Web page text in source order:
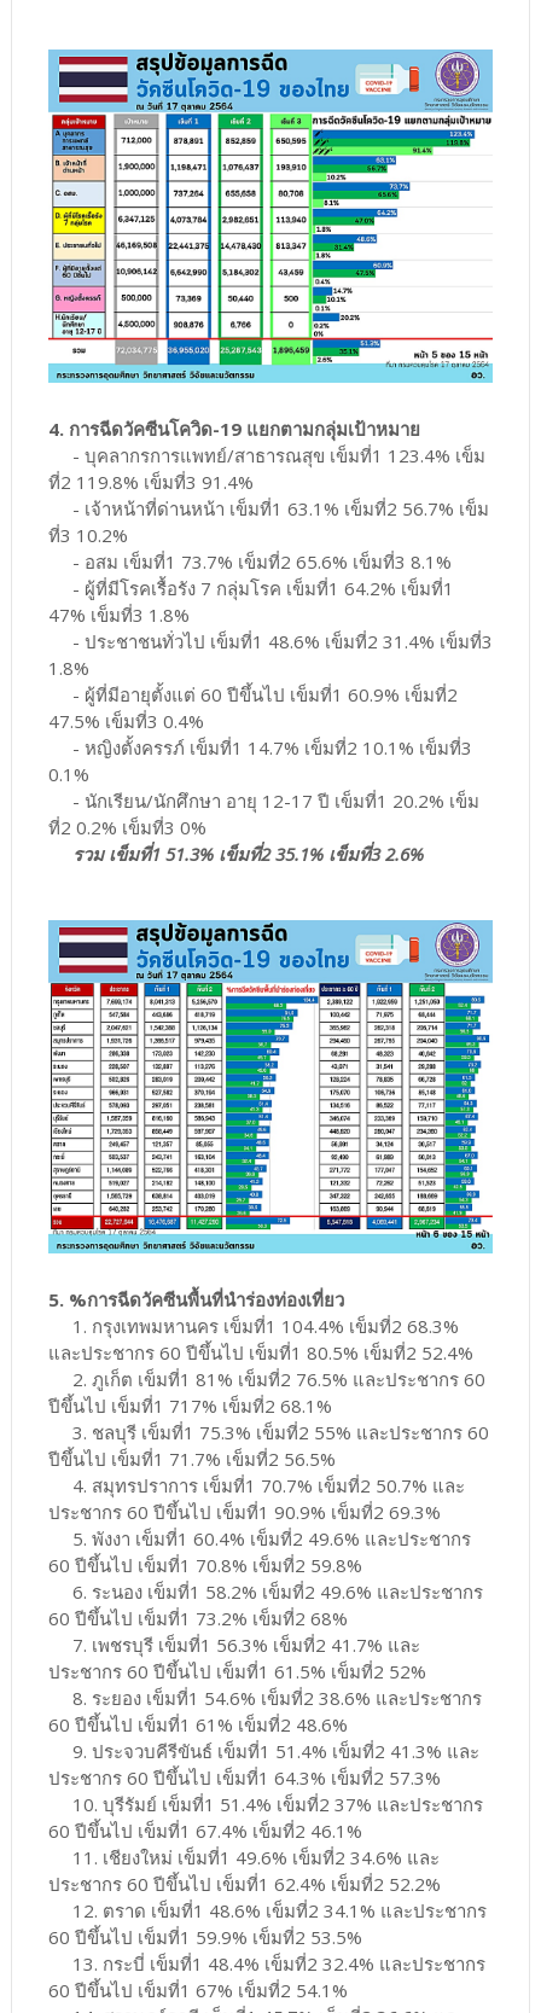
4. การฉีดวัคซีนโควิด-19 แยกตามกลุ่มเป้าหมาย
- บุคลากรการแพทย์/สาธารณสุข เข็มที่1 123.4% เข็ม
ที่2 119.8% เข็มที่3 91.4%
- เจ้าหน้าที่ด่านหน้า เข็มที่1 63.1% เข็มที่2 56.7% เข็ม
ที่3 10.2%
- อสม เข็มที่1 73.7% เข็มที่2 65.6% เข็มที่3 8.1%
- ผู้ที่มีโรคเรื้อรัง 7 กลุ่มโรค เข็มที่1 64.2% เข็มที่1
47% เข็มที่3 1.8%
- ประชาชนทั่วไป เข็มที่1 48.6% เข็มที่2 31.4% เข็มที่3
1.8%
- ผู้ที่มีอายุตั้งแต่ 60 ปีขึ้นไป เข็มที่1 60.9% เข็มที่2
47.5% เข็มที่3 0.4%
- หญิงตั้งครรภ์ เข็มที่1 14.7% เข็มที่2 10.1% เข็มที่3
0.1%
- นักเรียน/นักศึกษา อายุ 12-17 ปี เข็มที่1 20.2% เข็ม
ที่2 0.2% เข็มที่3 0%
รวม เข็มที่1 51.3% เข็มที่2 35.1% เข็มที่3 2.6%
5. %การฉีดวัคซีนพื้นที่นำร่องท่องเที่ยว
1. กรุงเทพมหานคร เข็มที่1 104.4% เข็มที่2 68.3%
และประชากร 60 ปีขึ้นไป เข็มที่1 80.5% เข็มที่2 52.4%
2. ภูเก็ต เข็มที่1 81% เข็มที่2 76.5% และประชากร 60
ปีขึ้นไป เข็มที่1 717% เข็มที่2 68.1%
3. ชลบุรี เข็มที่1 75.3% เข็มที่2 55% และประชากร 60
ปีขึ้นไป เข็มที่1 71.7% เข็มที่2 56.5%
4. สมุทรปราการ เข็มที่1 70.7% เข็มที่2 50.7% และ
ประชากร 60 ปีขึ้นไป เข็มที่1 90.9% เข็มที่2 69.3%
5. พังงา เข็มที่1 60.4% เข็มที่2 49.6% และประชากร
60 ปีขึ้นไป เข็มที่1 70.8% เข็มที่2 59.8%
6. ระนอง เข็มที่1 58.2% เข็มที่2 49.6% และประชากร
60 ปีขึ้นไป เข็มที่1 73.2% เข็มที่2 68%
7. เพชรบุรี เข็มที่1 56.3% เข็มที่2 41.7% และ
ประชากร 60 ปีขึ้นไป เข็มที่1 61.5% เข็มที่2 52%
8. ระยอง เข็มที่1 54.6% เข็มที่2 38.6% และประชากร
60 ปีขึ้นไป เข็มที่1 61% เข็มที่2 48.6%
9. ประจวบคีรีขันธ์ เข็มที่1 51.4% เข็มที่2 41.3% และ
ประชากร 60 ปีขึ้นไป เข็มที่1 64.3% เข็มที่2 57.3%
10. บุรีรัมย์ เข็มที่1 51.4% เข็มที่2 37% และประชากร
60 ปีขึ้นไป เข็มที่1 67.4% เข็มที่2 46.1%
11. เชียงใหม่ เข็มที่1 49.6% เข็มที่2 34.6% และ
ประชากร 60 ปีขึ้นไป เข็มที่1 62.4% เข็มที่2 52.2%
12. ตราด เข็มที่1 48.6% เข็มที่2 34.1% และประชากร
60 ปีขึ้นไป เข็มที่1 59.9% เข็มที่2 53.5%
13. กระบี่ เข็มที่1 48.4% เข็มที่2 32.4% และประชากร
60 ปีขึ้นไป เข็มที่1 67% เข็มที่2 54.1%